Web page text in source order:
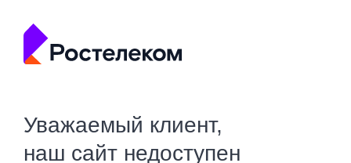
Уважаемый клиент,
наш сайт недоступен